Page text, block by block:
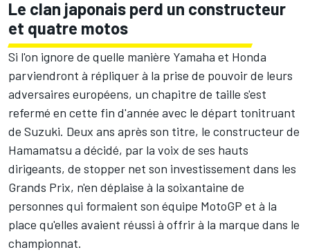
Le clan japonais perd un constructeur
et quatre motos
Si l'on ignore de quelle manière Yamaha et Honda
parviendront à répliquer à la prise de pouvoir de leurs
adversaires européens, un chapitre de taille s'est
refermé en cette fin d'année avec le départ tonitruant
de Suzuki. Deux ans après son titre, le constructeur de
Hamamatsu a décidé, par la voix de ses hauts
dirigeants, de stopper net son investissement dans les
Grands Prix, n'en déplaise à la soixantaine de
personnes qui formaient son équipe MotoGP et à la
place qu'elles avaient réussi à offrir à la marque dans le
championnat.